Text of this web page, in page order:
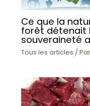
Ce que la
forêt détenait
souveraineté
Tous les articles / Par